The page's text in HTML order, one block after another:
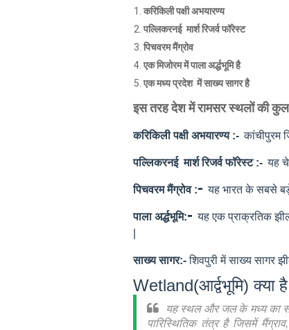
करिकिली पक्षी अभयारण्य
पल्लिकरनई मार्श रिजर्व फॉरेस्ट
पिचवरम मैंग्रोव
एक मिजोरम मेंपाला अर्द्धभूमिहै
एक मध्य प्रदेश मेंसाख्य सागरहै
इस तरह देश में रामसर स्थलों की
करिकिली पक्षी अभयारण्य :- कांचीपुरम
पल्लिकरनई मार्श रिजर्व फॉरेस्ट :- यह
पिचवरम मैंग्रोव :- यह भारत के सबसे
पाला अर्द्धभूमि:- यह एक प्राक्रतिक
साख्य सागर:- शिवपुरी में साख्य सागर
Wetland(आर्द्वभूमि) क्या
यह स्थल और जल के मध्य का
पारिस्थितिक तंत्र है जिसमें